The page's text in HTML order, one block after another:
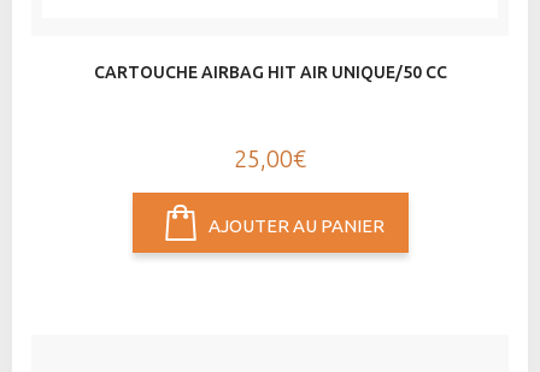
CARTOUCHE AIRBAG HIT AIR UNIQUE/50 CC
25,00€
AJOUTER AU PANIER